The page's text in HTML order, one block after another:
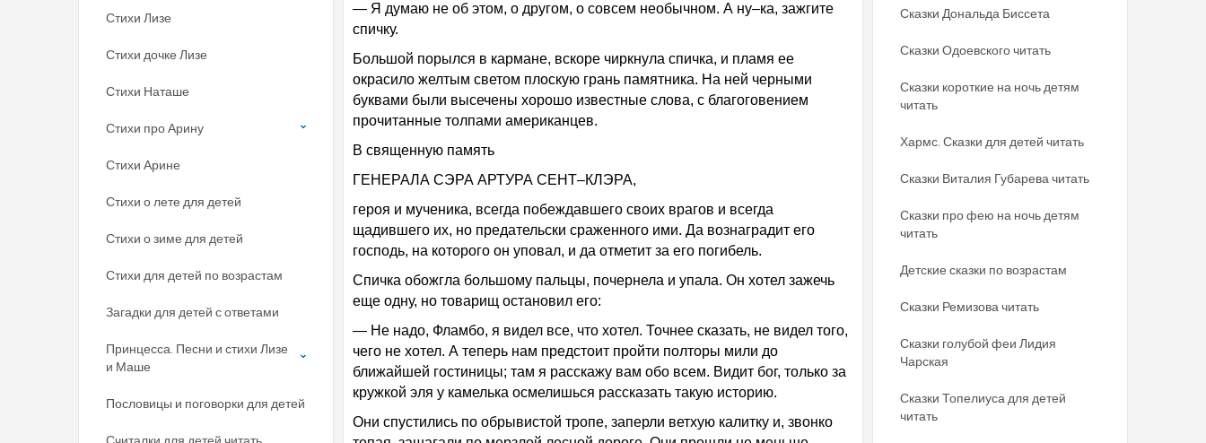
— Я думаю не об этом, о другом, о совсем необычном. А ну–ка, зажгите
спичку.
Большой порылся в кармане, вскоре чиркнула спичка, и пламя ее
окрасило желтым светом плоскую грань памятника. На ней черными
буквами были высечены хорошо известные слова, с благоговением
прочитанные толпами американцев.
В священную память
ГЕНЕРАЛА СЭРА АРТУРА СЕНТ–КЛЭРА,
героя и мученика, всегда побеждавшего своих врагов и всегда
щадившего их, но предательски сраженного ими. Да вознаградит его
господь, на которого он уповал, и да отметит за его погибель.
Спичка обожгла большому пальцы, почернела и упала. Он хотел зажечь
еще одну, но товарищ остановил его:
— Не надо, Фламбо, я видел все, что хотел. Точнее сказать, не видел того,
чего не хотел. А теперь нам предстоит пройти полторы мили до
ближайшей гостиницы; там я расскажу вам обо всем. Видит бог, только за
кружкой эля у камелька осмелишься рассказать такую историю.
Они спустились по обрывистой тропе, заперли ветхую калитку и, звонко
Стихи Лизе
Стихи дочке Лизе
Стихи Наташе
Стихи про Арину
Стихи Арине
Стихи о лете для детей
Стихи о зиме для детей
Стихи для детей по возрастам
Загадки для детей с ответами
Принцесса. Песни и стихи Лизе
и Маше
Пословицы и поговорки для детей
Считалки для детей читать
Сказки Дональда Биссета
Сказки Одоевского читать
Сказки короткие на ночь детям
читать
Хармс. Сказки для детей читать
Сказки Виталия Губарева читать
Сказки про фею на ночь детям
читать
Детские сказки по возрастам
Сказки Ремизова читать
Сказки голубой феи Лидия
Чарская
Сказки Топелиуса для детей
читать